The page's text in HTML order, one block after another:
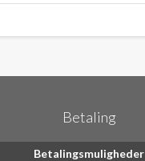
Betaling
Betalingsmuligheder